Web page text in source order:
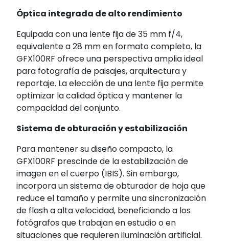
Óptica integrada de alto rendimiento
Equipada con una lente fija de 35 mm f/4,
equivalente a 28 mm en formato completo, la
GFX100RF ofrece una perspectiva amplia ideal
para fotografía de paisajes, arquitectura y
reportaje. La elección de una lente fija permite
optimizar la calidad óptica y mantener la
compacidad del conjunto.
Sistema de obturación y estabilización
Para mantener su diseño compacto, la
GFX100RF prescinde de la estabilización de
imagen en el cuerpo (IBIS). Sin embargo,
incorpora un sistema de obturador de hoja que
reduce el tamaño y permite una sincronización
de flash a alta velocidad, beneficiando a los
fotógrafos que trabajan en estudio o en
situaciones que requieren iluminación artificial.